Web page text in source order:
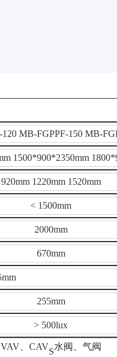
MB-FGPPF-150 MB-
1500*900*2350mm
920mm 1220mm 1520mm
< 1500mm
2000mm
670mm
255mm
> 500lux
VAV、CAVS水阀、气阀